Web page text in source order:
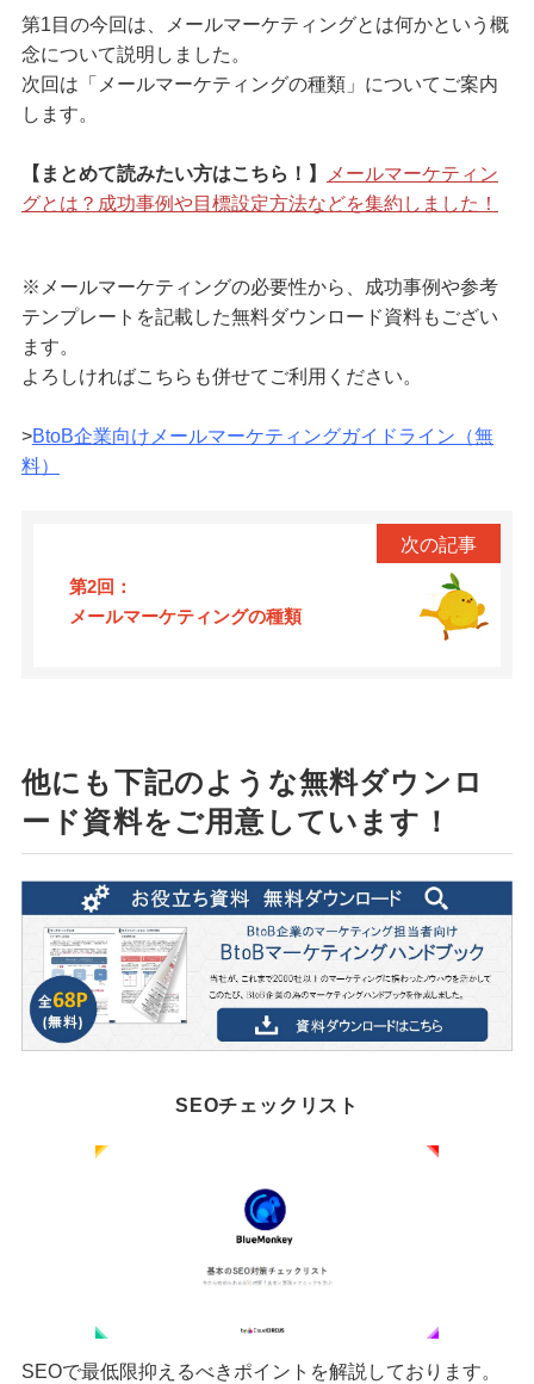
第1目の今回は、メールマーケティングとは何かという概
念について説明しました。
次回は「メールマーケティングの種類」についてご案内
します。
【まとめて読みたい方はこちら！】
メールマーケティン
グとは？成功事例や目標設定方法などを集約しました！
※メールマーケティングの必要性から、成功事例や参考
テンプレートを記載した無料ダウンロード資料もござい
ます。
よろしければこちらも併せてご利用ください。
>BtoB企業向けメールマーケティングガイドライン（無
料）
第2回：
メールマーケティングの種類
他にも下記のような無料ダウンロ
ード資料をご用意しています！
SEOチェックリスト
SEOで最低限抑えるべきポイントを解説しております。